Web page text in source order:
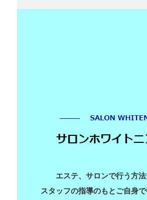
エステ、サロンで行う方法
スタッフの指導のもとご自身で